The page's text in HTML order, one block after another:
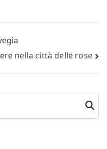
nella città delle rose
Cerca